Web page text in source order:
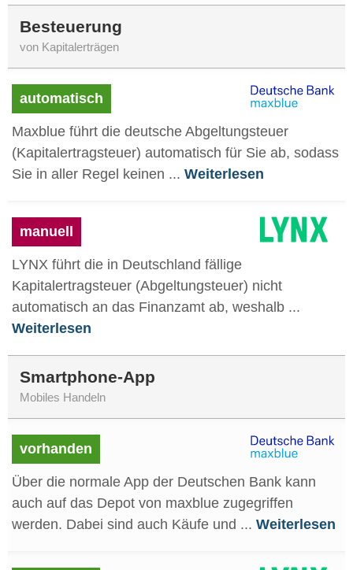
Besteuerung
von Kapitalerträgen
automatisch
Maxblue führt die deutsche Abgeltungsteuer
(Kapitalertragsteuer) automatisch für Sie ab, sodass
Sie in aller Regel keinen ... Weiterlesen
manuell
LYNX führt die in Deutschland fällige
Kapitalertragsteuer (Abgeltungsteuer) nicht
automatisch an das Finanzamt ab, weshalb ...
Weiterlesen
Smartphone-App
Mobiles Handeln
vorhanden
Über die normale App der Deutschen Bank kann
auch auf das Depot von maxblue zugegriffen
werden. Dabei sind auch Käufe und ... Weiterlesen